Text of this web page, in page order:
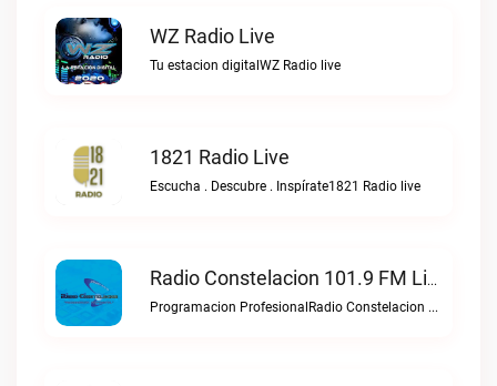
WZ Radio Live
Tu estacion digitalWZ Radio live
1821 Radio Live
Escucha . Descubre . Inspírate1821 Radio live
Radio Constelacion 101.9 FM Live
Programacion ProfesionalRadio Constelacion 101.9 FM live